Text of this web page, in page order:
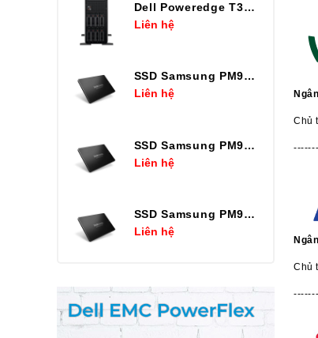
Dell Poweredge T360 E-2436
Liên hệ
SSD Samsung PM9A3 7.68TB U.2 2.5in
Liên hệ
SSD Samsung PM9A3 3.84TB U.2 2.5in
Liên hệ
SSD Samsung PM9A3 1.92TB U.2 2.5in
Liên hệ
Chủ
Chủ